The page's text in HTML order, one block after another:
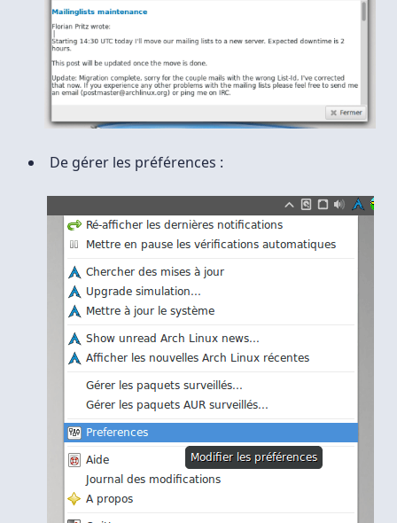
De gérer les préférences :